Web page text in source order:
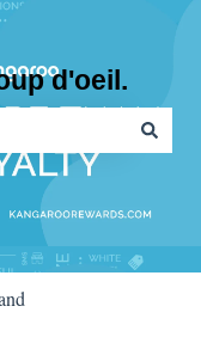
d'oeil.
recherche est vide.